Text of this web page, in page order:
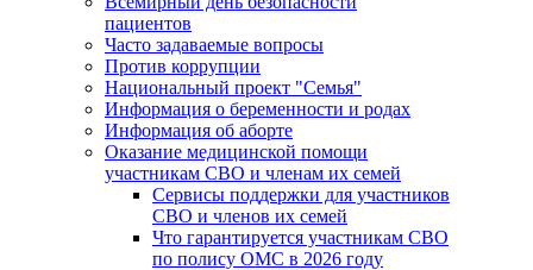
пациентов
Часто задаваемые вопросы
Против коррупции
Национальный проект "Семья"
Информация о беременности и родах
Информация об аборте
Оказание медицинской помощи
участникам СВО и членам их семей
Сервисы поддержки для участников
СВО и членов их семей
Что гарантируется участникам СВО
по полису ОМС в 2026 году